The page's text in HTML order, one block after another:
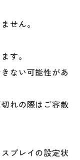
せん。
す。
ない可能性があ
れの際はご容赦
プレイの設定状